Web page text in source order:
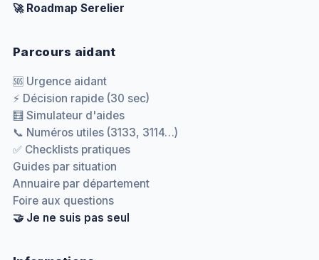
🚀 Roadmap Serelier
Parcours aidant
🆘 Urgence aidant
⚡ Décision rapide (30 sec)
🧮 Simulateur d'aides
📞 Numéros utiles (3133, 3114…)
✅ Checklists pratiques
Guides par situation
Annuaire par département
Foire aux questions
🤝 Je ne suis pas seul